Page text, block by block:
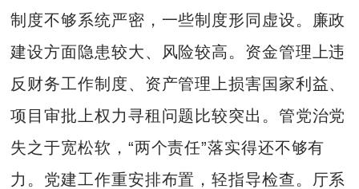
制度不够系统严密，一些制度形同虚设。廉政
建设方面隐患较大、风险较高。资金管理上违
反财务工作制度、资产管理上损害国家利益、
项目审批上权力寻租问题比较突出。管党治党
失之于宽松软，“两个责任”落实得还不够有
力。党建工作重安排布置，轻指导检查。厅系